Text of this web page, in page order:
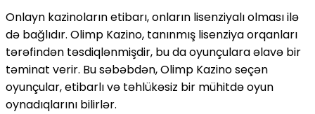
Onlayn kazinoların etibarı, onların lisenziyalı olması ilə
də bağlıdır. Olimp Kazino, tanınmış lisenziya orqanları
tərəfindən təsdiqlənmişdir, bu da oyunçulara əlavə bir
təminat verir. Bu səbəbdən, Olimp Kazino seçən
oyunçular, etibarlı və təhlükəsiz bir mühitdə oyun
oynadıqlarını bilirlər.